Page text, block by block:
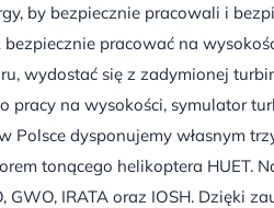
by bezpiecznie pracowali i
pracować na
wydostać się z zadymionej
pracy na wysokości, symulator
Polsce dysponujemy własnym
tonącego helikoptera HUET.
GWO, IRATA oraz IOSH. Dzięki